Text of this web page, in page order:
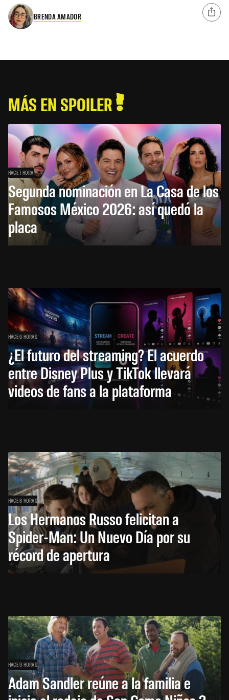
BRENDA AMADOR
MÁS EN SPOILER
HACE 1 HORA
Segunda nominación en La Casa de los
Famosos México 2026: así quedó la
placa
HACE 6 HORAS
¿El futuro del streaming? El acuerdo
entre Disney Plus y TikTok llevará
videos de fans a la plataforma
HACE 8 HORAS
Los Hermanos Russo felicitan a
Spider-Man: Un Nuevo Día por su
récord de apertura
HACE 9 HORAS
Adam Sandler reúne a la familia e